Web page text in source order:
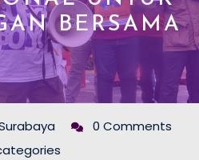
BERSAMA
0 Comments